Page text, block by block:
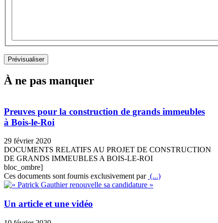
À ne pas manquer
Preuves pour la construction de grands immeubles
à Bois-le-Roi
29 février 2020
DOCUMENTS RELATIFS AU PROJET DE CONSTRUCTION
DE GRANDS IMMEUBLES A BOIS-LE-ROI
bloc_ombre]
Ces documents sont fournis exclusivement par (...)
Un article et une vidéo